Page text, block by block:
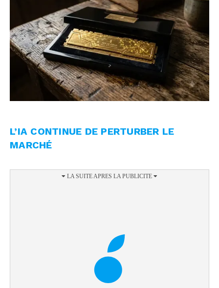
L’IA CONTINUE DE PERTURBER LE
MARCHÉ